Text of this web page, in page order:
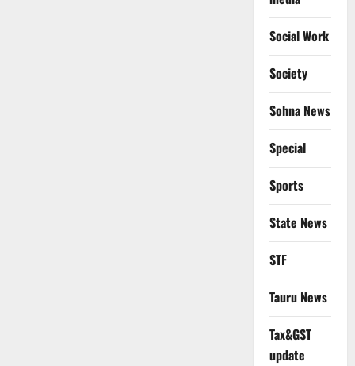
Social Work
Society
Sohna News
Special
Sports
State News
STF
Tauru News
Tax&GST
update